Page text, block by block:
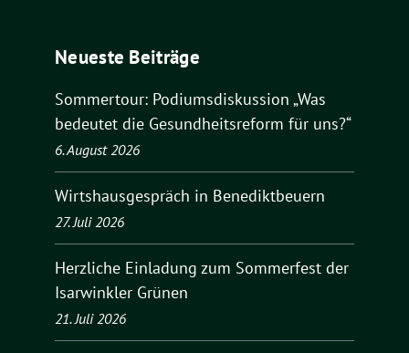
Neueste Beiträge
Sommertour: Podiumsdiskussion „Was
bedeutet die Gesundheitsreform für uns?“
6. August 2026
Wirtshausgespräch in Benediktbeuern
27. Juli 2026
Herzliche Einladung zum Sommerfest der
Isarwinkler Grünen
21. Juli 2026